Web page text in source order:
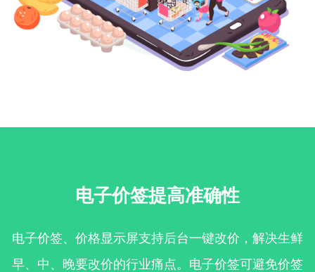
电子价签、价格显示屏支持后台一键改价，解决生鲜
早、中、晚要改价的行业痛点。电子价签可避免价签
电子价签提高准确性